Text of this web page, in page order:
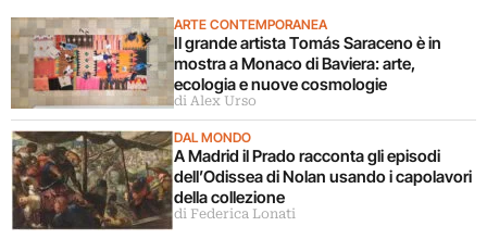
ARTE CONTEMPORANEA
Il grande artista Tomás Saraceno è in
mostra a Monaco di Baviera: arte,
ecologia e nuove cosmologie
di Alex Urso
DAL MONDO
A Madrid il Prado racconta gli episodi
dell’Odissea di Nolan usando i capolavori
della collezione
di Federica Lonati